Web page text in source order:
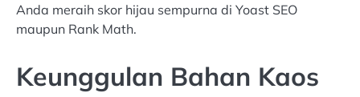
Anda meraih skor hijau sempurna di Yoast SEO
maupun Rank Math.
Keunggulan Bahan Kaos